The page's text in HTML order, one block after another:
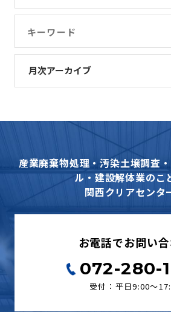
月次アーカイブ
産業廃棄物処理・汚染土壌調査
ル・建設解体業のこ
関西クリアセンタ
お電話でお問い
072-280-
受付：平日9:00〜